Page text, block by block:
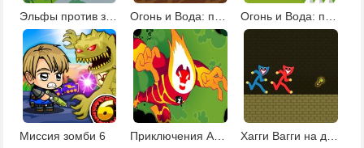
Эльфы против зомби Огонь и Вода: приключения 4 Огонь и Вода: приключения 3
Миссия зомби 6 Приключения Алмаза и Человека-огня Хагги Вагги на двоих